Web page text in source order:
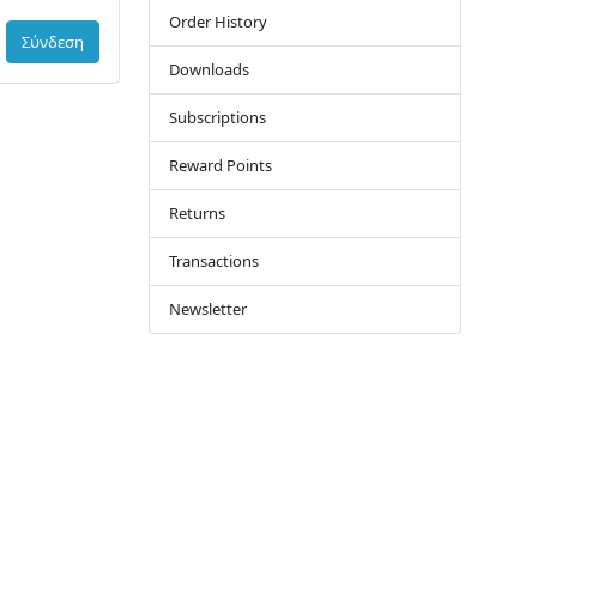
Σύνδεση
Order History
Downloads
Subscriptions
Reward Points
Returns
Transactions
Newsletter